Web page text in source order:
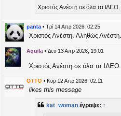
Χριστός Ανέστη σε όλα τα ΙΔΕΟ.
panta • Τρί 14 Απρ 2026, 02:25
Χριστός Ανέστη. Αληθώς Ανέστη.
Aquila • Δευ 13 Απρ 2026, 19:01
Χριστός Ανέστη σε όλα τα ΙΔΕΟ.
OTTO • Κυρ 12 Απρ 2026, 02:11
likes this message
kat_woman έγραψε: ↑